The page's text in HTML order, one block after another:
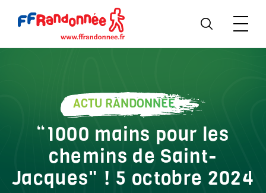
ACTU RANDONNÉE
“1000 mains pour les
chemins de Saint-
Jacques" ! 5 octobre 2024